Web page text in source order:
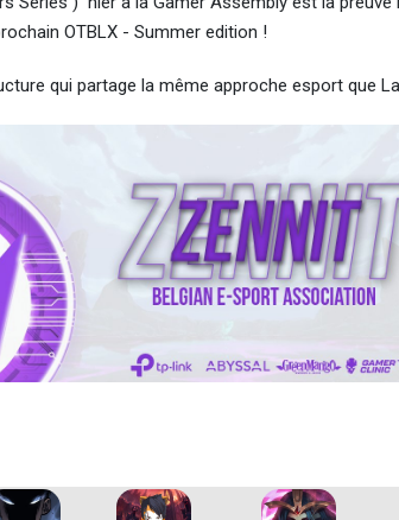
OTBLX - Summer edition !
qui partage la même approche esport que